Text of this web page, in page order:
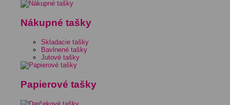
Nákupné tašky
Skladacie tašky
Bavlnené tašky
Jutové tašky
Papierové tašky